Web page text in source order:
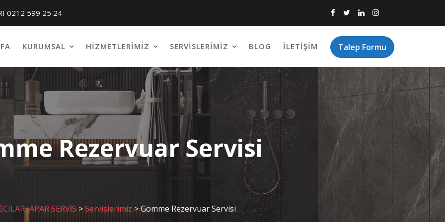
0212 599 25 24
Talep Formu
KURUMSAL HIZMETLERIMIZ SERVISLERIMIZ BLOG İLETIŞIM
Rezervuar Servisi
JAPAR SERVİS>Servislerimiz>Gömme Rezervuar Servisi